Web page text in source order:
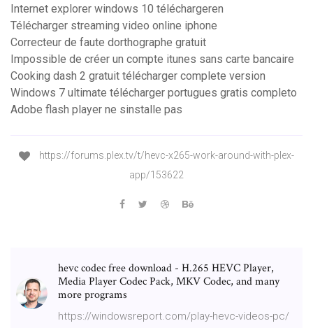
Internet explorer windows 10 téléchargeren
Télécharger streaming video online iphone
Correcteur de faute dorthographe gratuit
Impossible de créer un compte itunes sans carte bancaire
Cooking dash 2 gratuit télécharger complete version
Windows 7 ultimate télécharger portugues gratis completo
Adobe flash player ne sinstalle pas
https://forums.plex.tv/t/hevc-x265-work-around-with-plex-
app/153622
hevc codec free download - H.265 HEVC Player,
Media Player Codec Pack, MKV Codec, and many
more programs
https://windowsreport.com/play-hevc-videos-pc/